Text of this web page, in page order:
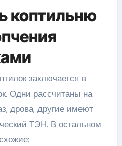
коптильню
заключается в
Одни рассчитаны на
дрова, другие имеют
ТЭН. В остальном